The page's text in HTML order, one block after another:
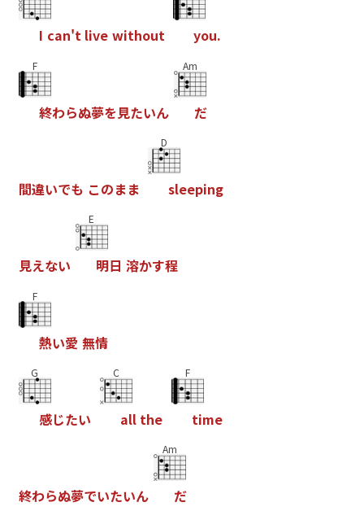
I can't live without you.
F
終わらぬ夢を見たいん
Am
だ
間違いでも このまま
D
sleeping
見えない
E
明日 溶かす程
F
熱い愛 無情
G
感じたい
C
all the
F
time
終わらぬ夢でいたいん
Am
だ